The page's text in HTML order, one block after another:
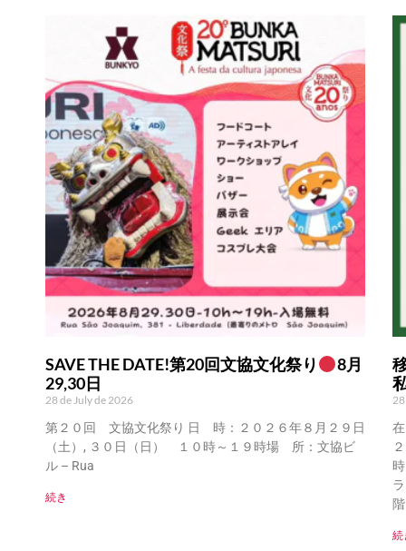
SAVE THE DATE!第20回文協文化祭り
8月
29,30日
28 de July de 2026
第２０回 文協文化祭り 日 時：２０２６年８月２９日
（土）, ３０日（日） １０時～１９時場 所：文協ビ
ル – Rua
続き
続